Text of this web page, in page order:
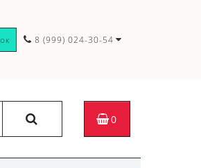
8 (999) 024-30-54
0